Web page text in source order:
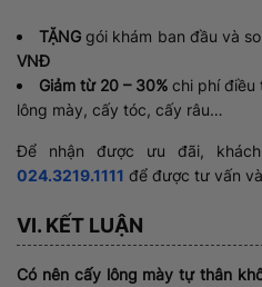
TẶNG gói khám ban đầu và
VNĐ
Giảm từ 20 – 30% chi phí điều
lông mày, cấy tóc, cấy râu…
Để nhận được ưu đãi,
024.3219.1111 để được tư vấn
VI. KẾT LUẬN
Có nên cấy lông mày tự thân